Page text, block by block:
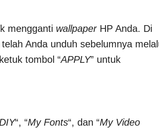
mengganti wallpaper HP Anda. Di
Anda unduh sebelumnya
tombol “APPLY” untuk
“, “My Fonts“, dan “My Video